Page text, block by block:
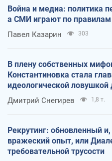
Война и медиа: политика
а СМИ играют по правилам
Павел Казарин 303
В плену собственных
Константиновка стала
идеологической ловушкой
оккупантов
Дмитрий Снегирев 1,8 т.
Рекрутинг: обновленный
вражеский опыт, или
требовательной трусости